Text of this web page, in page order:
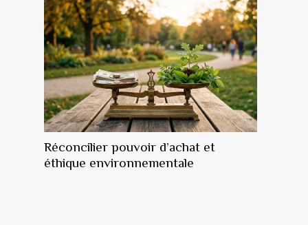
Réconcilier pouvoir d’achat et
éthique environnementale